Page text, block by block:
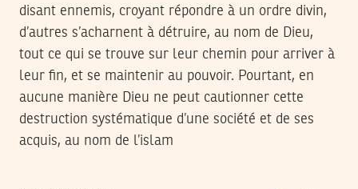
disant ennemis, croyant répondre à un ordre divin,
d’autres s’acharnent à détruire, au nom de Dieu,
tout ce qui se trouve sur leur chemin pour arriver à
leur fin, et se maintenir au pouvoir. Pourtant, en
aucune manière Dieu ne peut cautionner cette
destruction systématique d’une société et de ses
acquis, au nom de l’islam